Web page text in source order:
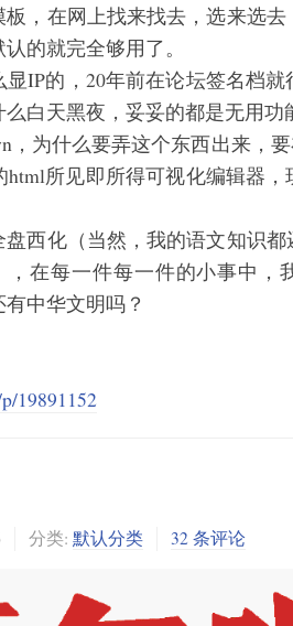
，在网上找来找去，选来选去
的就完全够用了。
IP的，20年前在论坛签名档
白天黑夜，妥妥的都是无用功
，为什么要弄这个东西出来，
所见即所得可视化编辑器
西化（当然，我的语文知识
在每一件每一件的小事中，
中华文明吗？
19891152
分类: 默认分类 32 条评论